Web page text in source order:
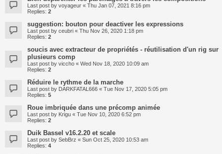
Last post by voyageur « Thu Jan 07, 2021 8:16 pm
Replies: 2
suggestion: bouton pour deactiver les expressions
Last post by ceubri « Thu Nov 26, 2020 1:18 pm
Replies: 2
soucis avec extracteur de propriétés - réutilisation d'un rig sur
plusieurs comp
Last post by viccho « Wed Nov 18, 2020 10:09 am
Replies: 2
Réduire le rythme de la marche
Last post by DARKFATAL666 « Tue Nov 17, 2020 5:05 pm
Replies: 5
Roue imbriquée dans une précomp animée
Last post by Krigu « Tue Nov 10, 2020 6:52 pm
Replies: 2
Duik Bassel v16.2.20 et scale
Last post by SebBrz « Sun Oct 25, 2020 10:53 am
Replies: 4